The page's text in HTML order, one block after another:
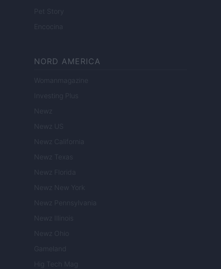
Pet Story
Encocina
NORD AMERICA
Womanmagazine
Investing Plus
Newz
Newz US
Newz California
Newz Texas
Newz Florida
Newz New York
Newz Pennsylvania
Newz Illinois
Newz Ohio
Gameland
Hig Tech Mag